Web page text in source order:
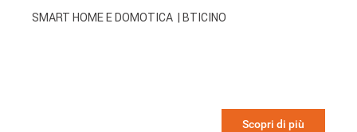
SMART HOME E DOMOTICA | BTICINO
Scopri di più